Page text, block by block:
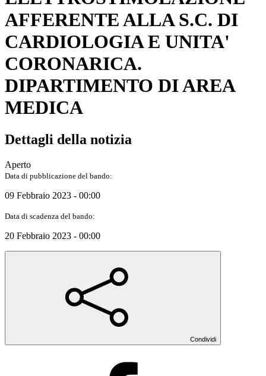
AFFERENTE ALLA S.C. DI
CARDIOLOGIA E UNITA'
CORONARICA.
DIPARTIMENTO DI AREA
MEDICA
Dettagli della notizia
Aperto
Data di pubblicazione del bando:
09 Febbraio 2023 - 00:00
Data di scadenza del bando:
20 Febbraio 2023 - 00:00
Condividi